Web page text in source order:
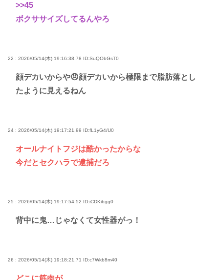
>>45
ボクササイズしてるんやろ
22 : 2026/05/14(木) 19:16:38.78 ID:SuQObGsT0
顔デカいからや😠顔デカいから極限まで脂肪落とし
たように見えるねん
24 : 2026/05/14(木) 19:17:21.99 ID:fL1yG4/U0
オールナイトフジは酷かったからな
今だとセクハラで逮捕だろ
25 : 2026/05/14(木) 19:17:54.52 ID:iCDKibgg0
背中に鬼…じゃなくて女性器がっ！
26 : 2026/05/14(木) 19:18:21.71 ID:c7Wkb8m40
どこに筋肉が